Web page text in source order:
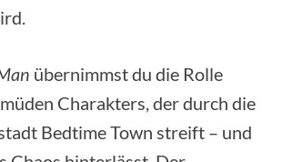
übernimmst du die Rolle
Charakters, der durch die
Bedtime Town streift – und